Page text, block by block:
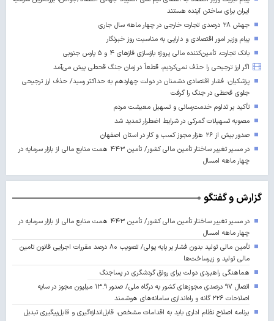
ایران برای ساختن آینده‌ هستند
جهش ۲۸ درصدی تجارت خارجی در چهار ماهه سال جاری
پیام وزیر امور اقتصادی و دارایی به مناسبت روز خبرنگار
بانک تجارت، تأمین‌کننده مالی پروژه بازسازی فازهای ۴ و ۵ پارس جنوبی
اگر ارز ترجیحی را حذف نمی‌کردیم، قطعاً در زمان جنگ قحطی پیش می‌آمد
پزشکیان: فشار اقتصادی دشمنان در دولت چهاردهم به حداکثر رسید/ حذف ارز ترجیحی
جلوی قحطی در جنگ را گرفت
تأکید بر تداوم خدمت‌رسانی و تسهیل معیشت مردم
مصوبه تسهیلات گمرکی در شرایط اضطرار تمدید شد
صدور بیش از ۲۶ هزار مجوز کسب‌ و کار در استان اصفهان
در مسیر تغییر ساختار تأمین مالی کشور/ تأمین ۴۴۳ همت منابع مالی از بازار سرمایه در
چهار ماهه امسال
گزارش و گفتگو
در مسیر تغییر ساختار تأمین مالی کشور/ تأمین ۴۴۳ همت منابع مالی از بازار سرمایه در
چهار ماهه امسال
تأمین مالی تولید بدون فشار بر پایه پولی/ تصویب ۸۰ درصد مقررات اجرایی قانون تامین
مالی تولید و زیرساخت‌ها
هماهنگی راهبردی دولت برای رونق گردشگری در پساجنگ
اتصال ۹۷ درصدی مجوزهای کشور به درگاه ملی/ صدور ۱۳.۹ میلیون مجوز در سایه
اصلاحات ۲۲۶ گانه و راه‌اندازی سامانه‌های هوشمند
برنامه اصلاح نظام اداری باید به اقدامات مشخص، قابل‌اندازه‌گیری و قابل‌پیگیری تبدیل